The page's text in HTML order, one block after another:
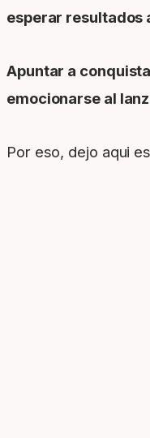
esperar resultados
Apuntar a
emocionarse al
Por eso, dejo aqui